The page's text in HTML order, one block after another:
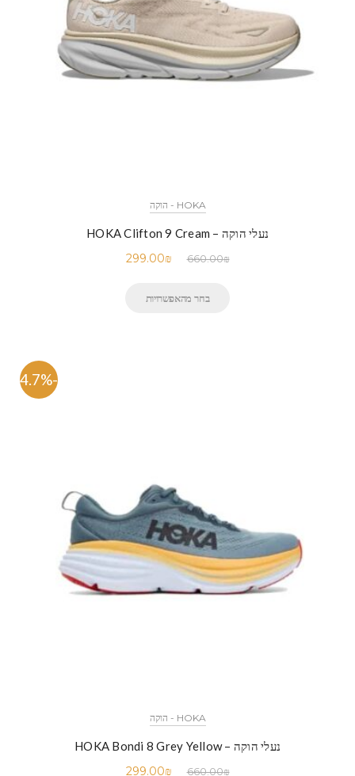
HOKA - הוקה
נעלי הוקה – HOKA Clifton 9 Cream
660.00₪
299.00₪
בחר מהאפשרויות
-54.7%
HOKA - הוקה
נעלי הוקה – HOKA Bondi 8 Grey Yellow
660.00₪
299.00₪